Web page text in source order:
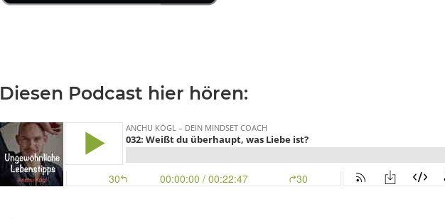
Diesen Podcast hier hören: